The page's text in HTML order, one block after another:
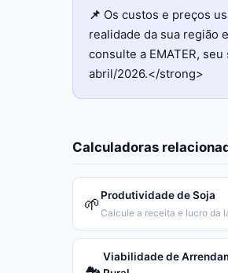
📌 Os custos e preços
realidade da sua região
consulte a EMATER,
abril/2026.</strong>
Calculadoras
🌱Produtividade de Soja
Viabilidade de